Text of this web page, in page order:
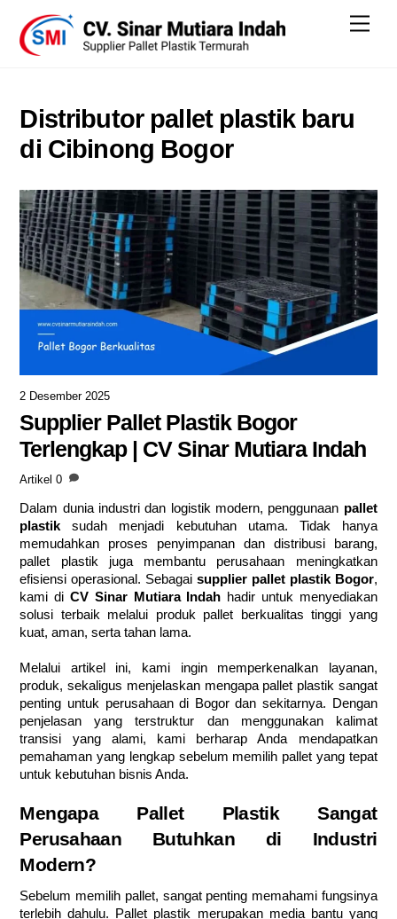
content
Distributor pallet plastik baru
di Cibinong Bogor
2 Desember 2025
Supplier Pallet Plastik Bogor
Terlengkap | CV Sinar Mutiara Indah
Artikel 0
Dalam dunia industri dan logistik modern, penggunaan pallet
plastik sudah menjadi kebutuhan utama. Tidak hanya
memudahkan proses penyimpanan dan distribusi barang,
pallet plastik juga membantu perusahaan meningkatkan
efisiensi operasional. Sebagai supplier pallet plastik Bogor,
kami di CV Sinar Mutiara Indah hadir untuk menyediakan
solusi terbaik melalui produk pallet berkualitas tinggi yang
kuat, aman, serta tahan lama.
Melalui artikel ini, kami ingin memperkenalkan layanan,
produk, sekaligus menjelaskan mengapa pallet plastik sangat
penting untuk perusahaan di Bogor dan sekitarnya. Dengan
penjelasan yang terstruktur dan menggunakan kalimat
transisi yang alami, kami berharap Anda mendapatkan
pemahaman yang lengkap sebelum memilih pallet yang tepat
untuk kebutuhan bisnis Anda.
Mengapa Pallet Plastik Sangat
Perusahaan Butuhkan di Industri
Modern?
Sebelum memilih pallet, sangat penting memahami fungsinya
terlebih dahulu. Pallet plastik merupakan media bantu yang